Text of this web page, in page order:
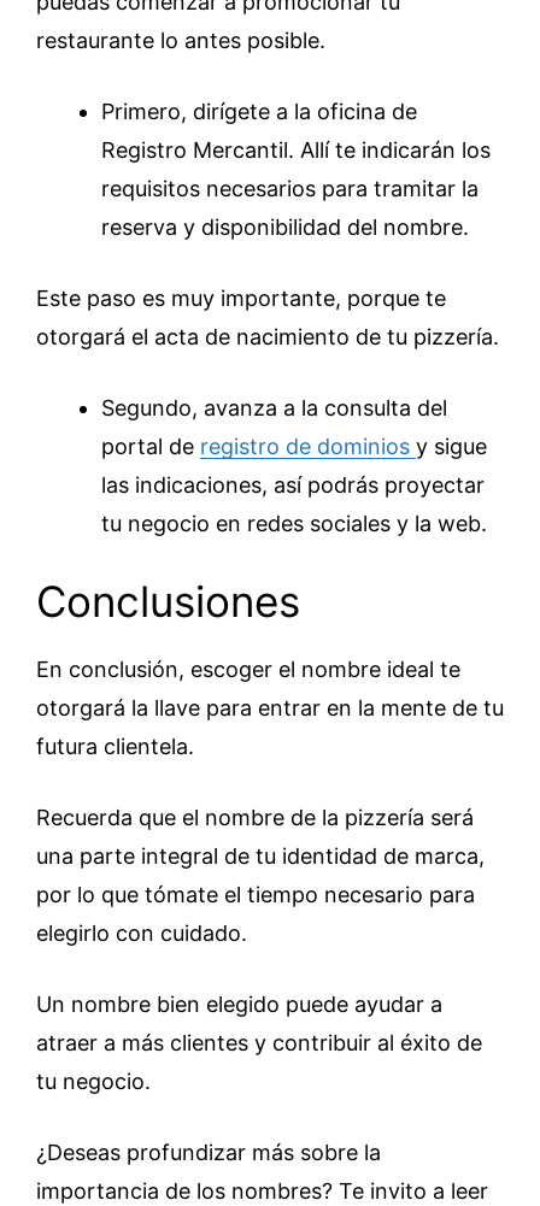
restaurante lo antes posible.
Primero, dirígete a la oficina de
Registro Mercantil. Allí te indicarán los
requisitos necesarios para tramitar la
reserva y disponibilidad del nombre.
Este paso es muy importante, porque te
otorgará el acta de nacimiento de tu pizzería.
Segundo, avanza a la consulta del
portal de registro de dominios y sigue
las indicaciones, así podrás proyectar
tu negocio en redes sociales y la web.
Conclusiones
En conclusión, escoger el nombre ideal te
otorgará la llave para entrar en la mente de tu
futura clientela.
Recuerda que el nombre de la pizzería será
una parte integral de tu identidad de marca,
por lo que tómate el tiempo necesario para
elegirlo con cuidado.
Un nombre bien elegido puede ayudar a
atraer a más clientes y contribuir al éxito de
tu negocio.
¿Deseas profundizar más sobre la
importancia de los nombres? Te invito a leer